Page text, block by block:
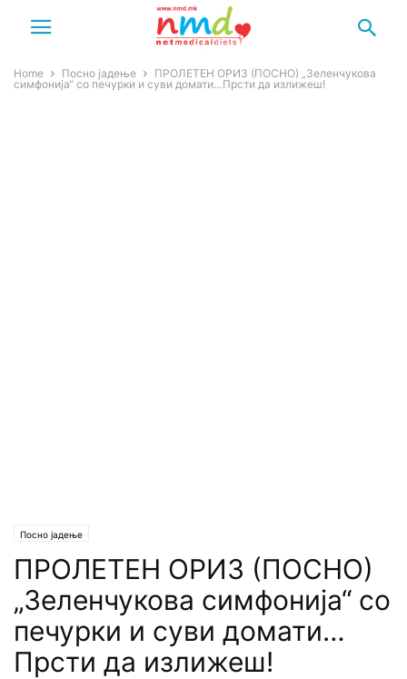
Home Посно јадење
ПРОЛЕТЕН ОРИЗ (ПОСНО) „Зеленчукова
симфонија“ со печурки и суви домати…Прсти да излижеш!
Посно јадење
ПРОЛЕТЕН ОРИЗ (ПОСНО)
„Зеленчукова симфонија“ со
печурки и суви домати…
Прсти да излижеш!